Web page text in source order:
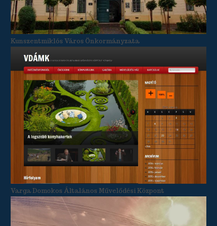
Kunszentmiklós Város Önkormányzata
Varga Domokos Általános Művelődési Központ